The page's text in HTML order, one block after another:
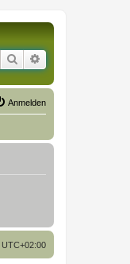
Suche
Anmelden
UTC+02:00